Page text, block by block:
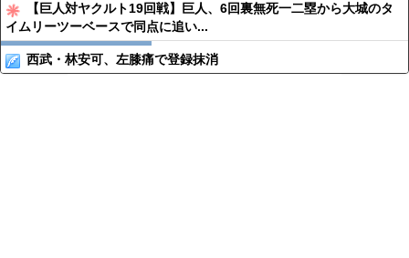
【巨人対ヤクルト19回戦】巨人、6回裏無死一二塁から大城のタ
イムリーツーベースで同点に追い...
西武・林安可、左膝痛で登録抹消